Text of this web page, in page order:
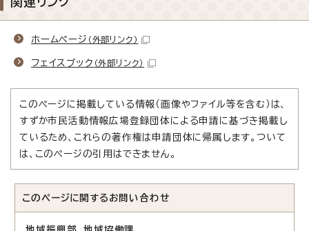
ホームページ （外部リンク）
フェイスブック （外部リンク）
このページに掲載している情報（画像やファイル等を含む）は、
すずか市民活動情報広場登録団体による申請に基づき掲載し
ているため、これらの著作権は申請団体に帰属します。ついて
は、このページの引用はできません。
このページに関する お問い合わせ